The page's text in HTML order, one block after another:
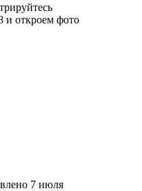
и откроем фото
7 июля